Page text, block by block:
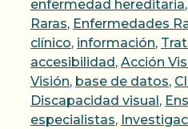
Categorías
enfermedad hereditaria,
Raras, Enfermedades
clínico, información,
accesibilidad , Acción
Visión, base de datos,
Discapacidad visual ,
especialistas,